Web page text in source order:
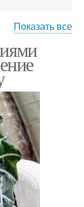
в саду
Показать все